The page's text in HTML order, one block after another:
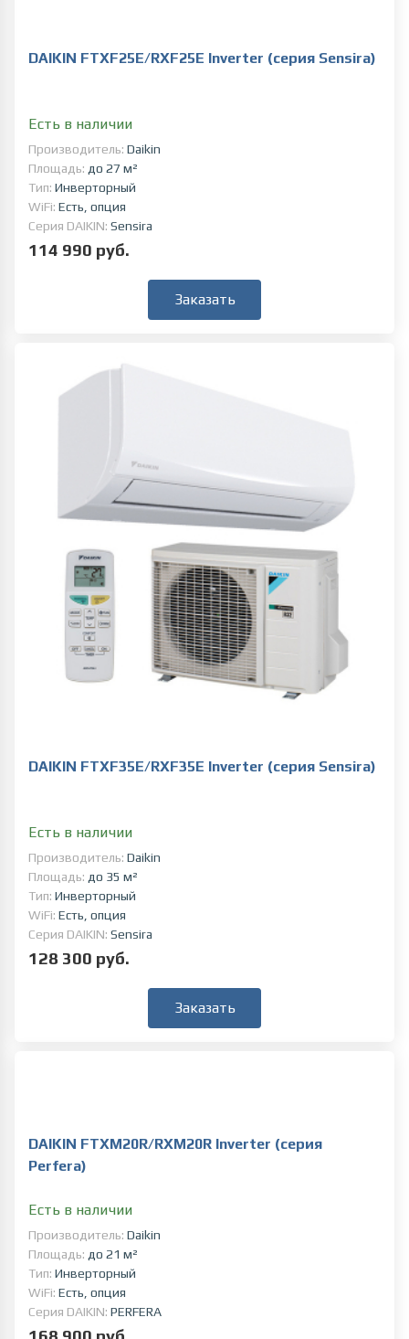
DAIKIN FTXF25E/RXF25E Inverter (серия Sensira)
Есть в наличии
Производитель: Daikin
Площадь: до 27 м²
Тип: Инверторный
WiFi: Есть, опция
Серия DAIKIN: Sensira
114 990 руб.
Заказать
DAIKIN FTXF35E/RXF35E Inverter (серия Sensira)
Есть в наличии
Производитель: Daikin
Площадь: до 35 м²
Тип: Инверторный
WiFi: Есть, опция
Серия DAIKIN: Sensira
128 300 руб.
Заказать
DAIKIN FTXM20R/RXM20R Inverter (серия
Perfera)
Есть в наличии
Производитель: Daikin
Площадь: до 21 м²
Тип: Инверторный
WiFi: Есть, опция
Серия DAIKIN: PERFERA